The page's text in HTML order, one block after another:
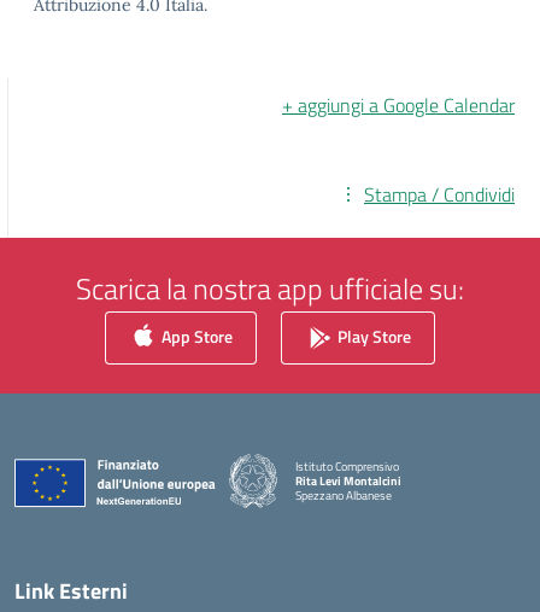
Attribuzione 4.0 Italia.
+ aggiungi a Google Calendar
Stampa / Condividi
Scarica la nostra app ufficiale su:
App Store Play Store
Istituto Comprensivo
Rita Levi Montalcini
Spezzano Albanese
— Visita la pagina iniziale della scuola
Link Esterni